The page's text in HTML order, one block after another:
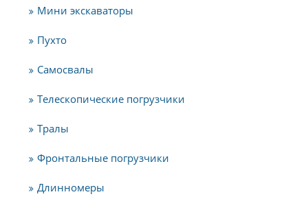
Мини экскаваторы
Пухто
Самосвалы
Телескопические погрузчики
Тралы
Фронтальные погрузчики
Длинномеры